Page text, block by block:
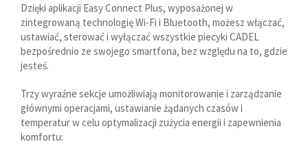
Dzięki aplikacji Easy Connect Plus, wyposażonej w
zintegrowaną technologię Wi-Fi i Bluetooth, możesz włączać,
ustawiać, sterować i wyłączać wszystkie piecyki CADEL
bezpośrednio ze swojego smartfona, bez względu na to, gdzie
jesteś.
Trzy wyraźne sekcje umożliwiają monitorowanie i zarządzanie
głównymi operacjami, ustawianie żądanych czasów i
temperatur w celu optymalizacji zużycia energii i zapewnienia
komfortu: